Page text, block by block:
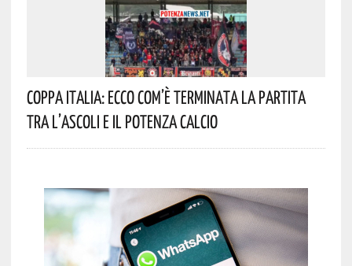
Coppa Italia: Ecco Com’è Terminata La Partita
Tra L’Ascoli E Il Potenza Calcio